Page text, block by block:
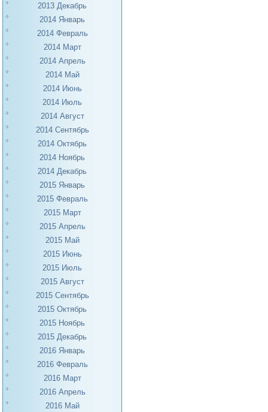
2013 Декабрь
2014 Январь
2014 Февраль
2014 Март
2014 Апрель
2014 Май
2014 Июнь
2014 Июль
2014 Август
2014 Сентябрь
2014 Октябрь
2014 Ноябрь
2014 Декабрь
2015 Январь
2015 Февраль
2015 Март
2015 Апрель
2015 Май
2015 Июнь
2015 Июль
2015 Август
2015 Сентябрь
2015 Октябрь
2015 Ноябрь
2015 Декабрь
2016 Январь
2016 Февраль
2016 Март
2016 Апрель
2016 Май